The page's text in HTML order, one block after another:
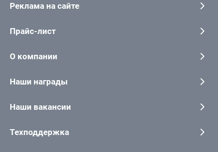
Реклама на сайте
Прайс-лист
О компании
Наши награды
Наши вакансии
Техподдержка